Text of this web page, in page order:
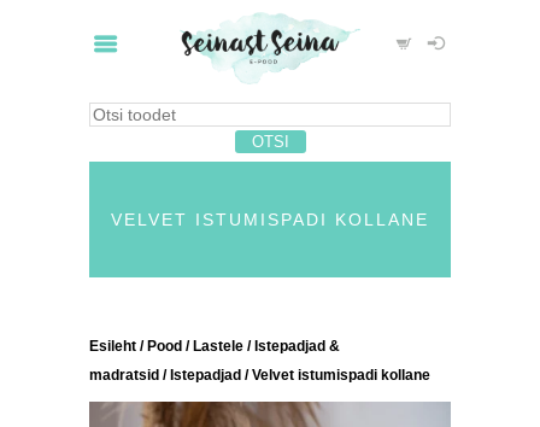
VELVET ISTUMISPADI KOLLANE
Esileht / Pood / Lastele / Istepadjad &
madratsid / Istepadjad / Velvet istumispadi kollane